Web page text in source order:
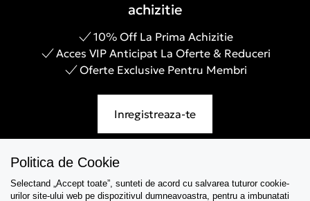
achizitie
10% Off La Prima Achizitie
Acces VIP Anticipat La Oferte & Reduceri
Oferte Exclusive Pentru Membri
Inregistreaza-te
Asistenta
Politica de Cookie
Selectand „Accept toate”, sunteti de acord cu salvarea tuturor cookie-
urilor site-ului web pe dispozitivul dumneavoastra, pentru a imbunatati